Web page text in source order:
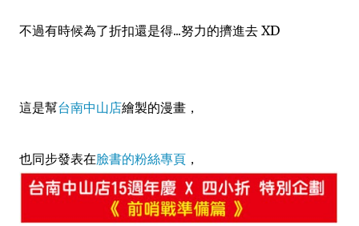
不過有時候為了折扣還是得...努力的擠進去 XD
這是幫台南中山店繪製的漫畫，
也同步發表在臉書的粉絲專頁 ，